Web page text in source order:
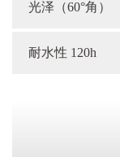
光泽（60°角）
耐水性 120h